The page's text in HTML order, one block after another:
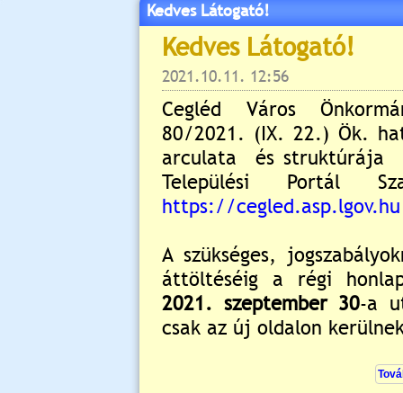
Kedves Látogató!